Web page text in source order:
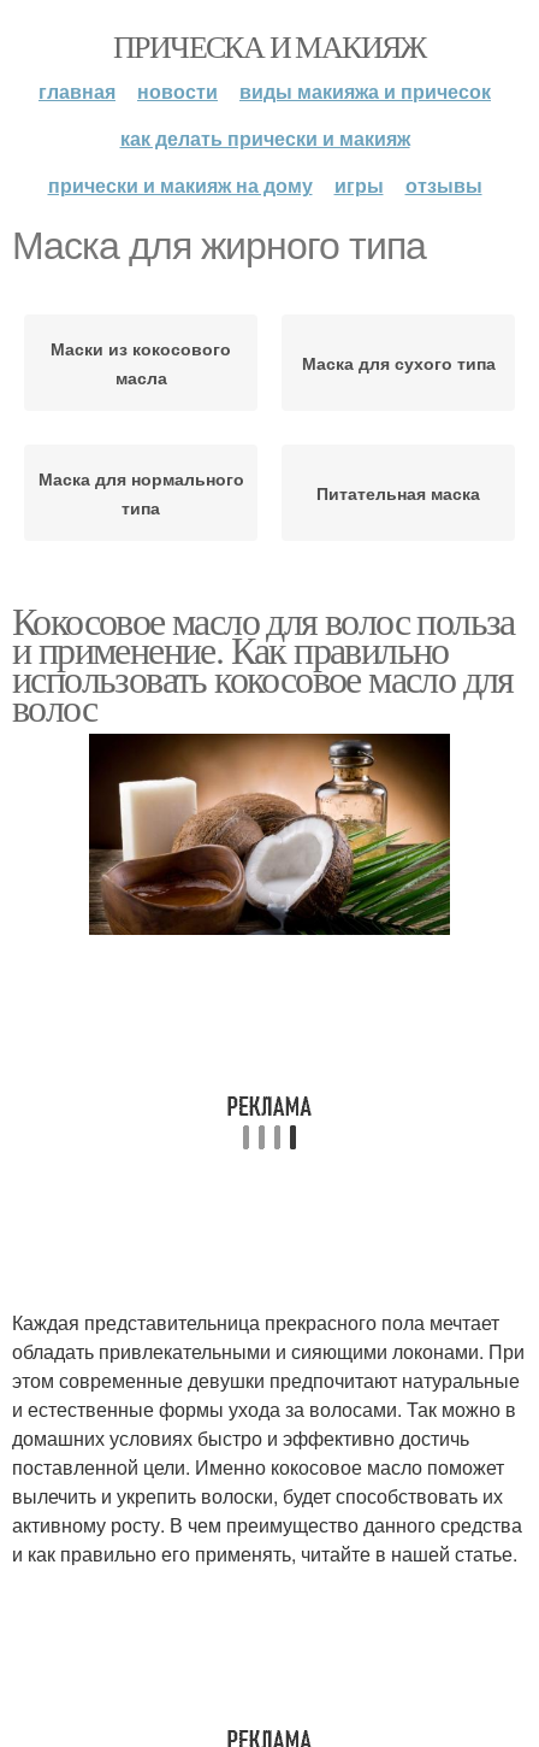
ПРИЧЕСКА И МАКИЯЖ
главная новости
виды макияжа и причесок
как делать прически и макияж
прически и макияж на дому
игры отзывы
Маска для жирного типа
Маски из кокосового
масла
Маска для сухого типа
Маска для нормального
типа
Питательная маска
Кокосовое масло для волос польза
и применение. Как правильно
использовать кокосовое масло для
волос
Каждая представительница прекрасного пола мечтает
обладать привлекательными и сияющими локонами. При
этом современные девушки предпочитают натуральные
и естественные формы ухода за волосами. Так можно в
домашних условиях быстро и эффективно достичь
поставленной цели. Именно кокосовое масло поможет
вылечить и укрепить волоски, будет способствовать их
активному росту. В чем преимущество данного средства
и как правильно его применять, читайте в нашей статье.